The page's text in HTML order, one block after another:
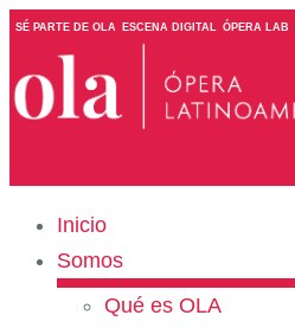
SÉ PARTE DE OLA ESCENA DIGITAL ÓPERA LAB
Inicio
Somos
Qué es OLA